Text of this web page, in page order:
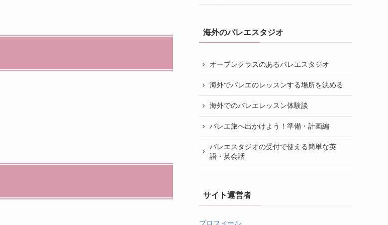
海外のバレエスタジオ
オープンクラスのあるバレエスタジオ
海外でバレエのレッスンする場所を決める
海外でのバレエレッスン体験談
バレエ旅へ出かけよう！準備・計画編
バレエスタジオの受付で使える簡単な英
語・英会話
サイト運営者
プロフィール